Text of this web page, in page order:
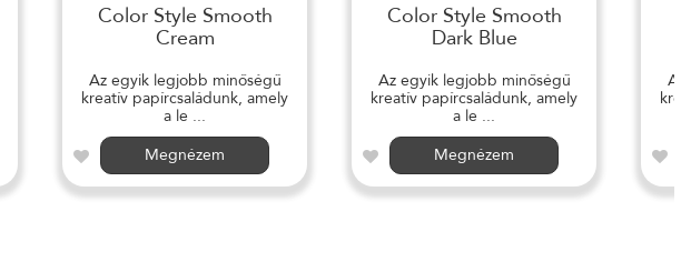
Color Style Smooth
Cream
Az egyik legjobb minőségű
kreatív papírcsaládunk, amely
a le ...
Megnézem
Color Style Smooth
Dark Blue
Az egyik legjobb minőségű
kreatív papírcsaládunk, amely
a le ...
Megnézem
Az